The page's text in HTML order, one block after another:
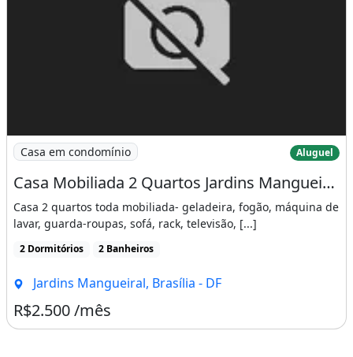
Imagem: Casa Mobiliada 2 Quartos Jardins Mangueiral
Casa em condomínio Aluguel
Casa Mobiliada 2 Quartos Jardins Mangueiral
Casa 2 quartos toda mobiliada- geladeira, fogão, máquina de
lavar, guarda-roupas, sofá, rack, televisão, [...]
2 Dormitórios 2 Banheiros
Jardins Mangueiral, Brasília - DF
R$2.500 /mês